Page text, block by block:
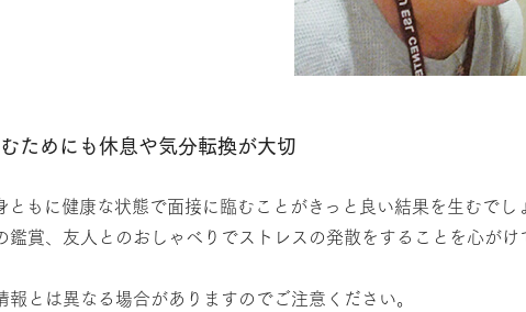
ためにも休息や気分転換が大切
もに健康な状態で面接に臨むことがきっと良い結果を生むで
賞、友人とのおしゃべりでストレスの発散をすることを心がけ
とは異なる場合がありますのでご注意ください。